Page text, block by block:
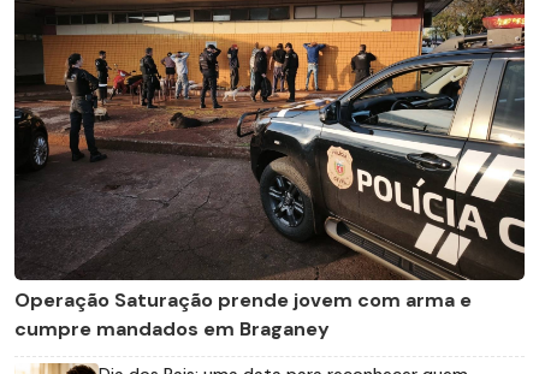
Operação Saturação prende jovem com arma e
cumpre mandados em Braganey